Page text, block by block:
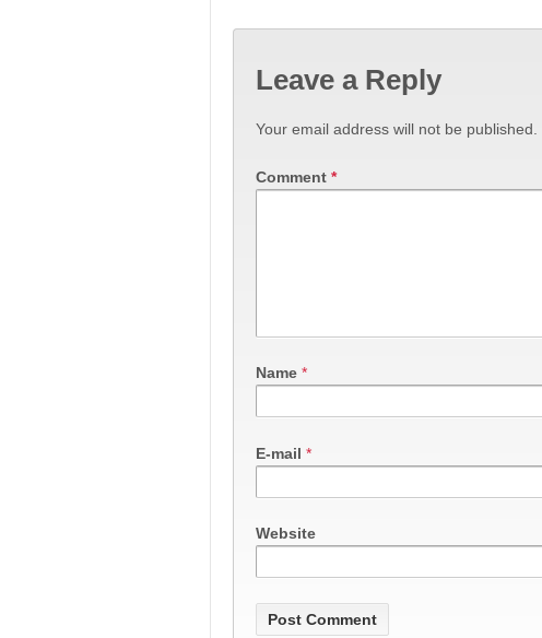
Leave a Reply
Your email address will not be published.
Comment *
Name *
E-mail *
Website